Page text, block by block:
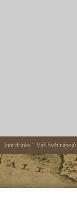
Interdrinks " Váš Svět